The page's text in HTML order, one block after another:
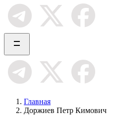
Главная
Доржиев Петр Кимович